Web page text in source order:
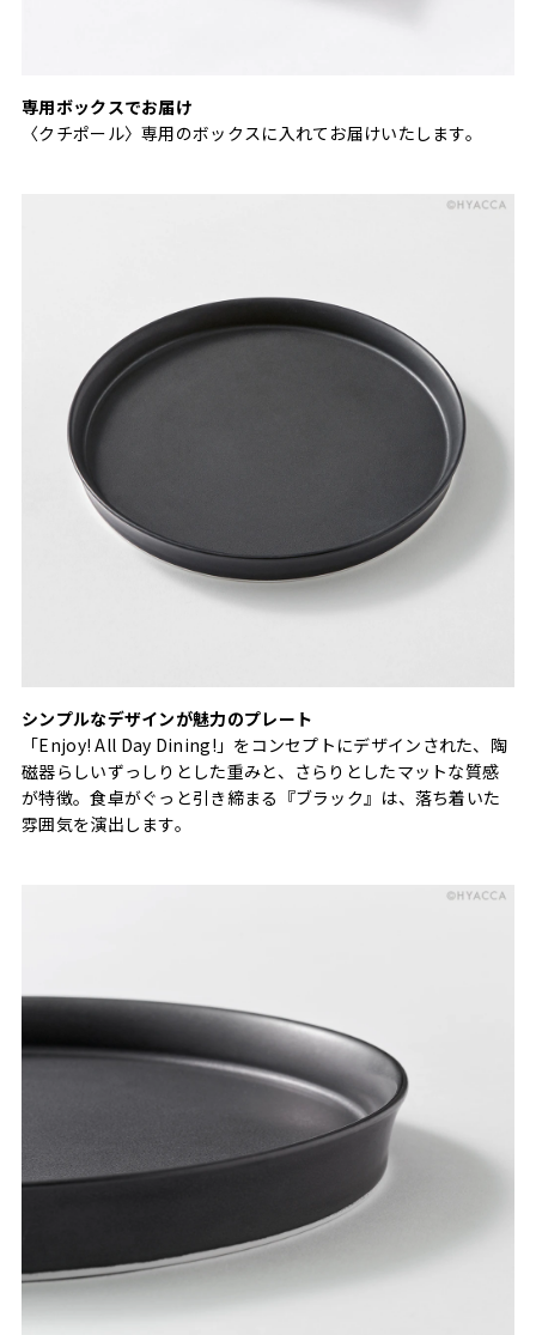
専用ボックスでお届け
〈クチポール〉専用のボックスに入れてお届けいたします。
シンプルなデザインが魅力のプレート
「Enjoy! All Day Dining!」をコンセプトにデザインされた、陶
磁器らしいずっしりとした重みと、さらりとしたマットな質感
が特徴。食卓がぐっと引き締まる『ブラック』は、落ち着いた
雰囲気を演出します。